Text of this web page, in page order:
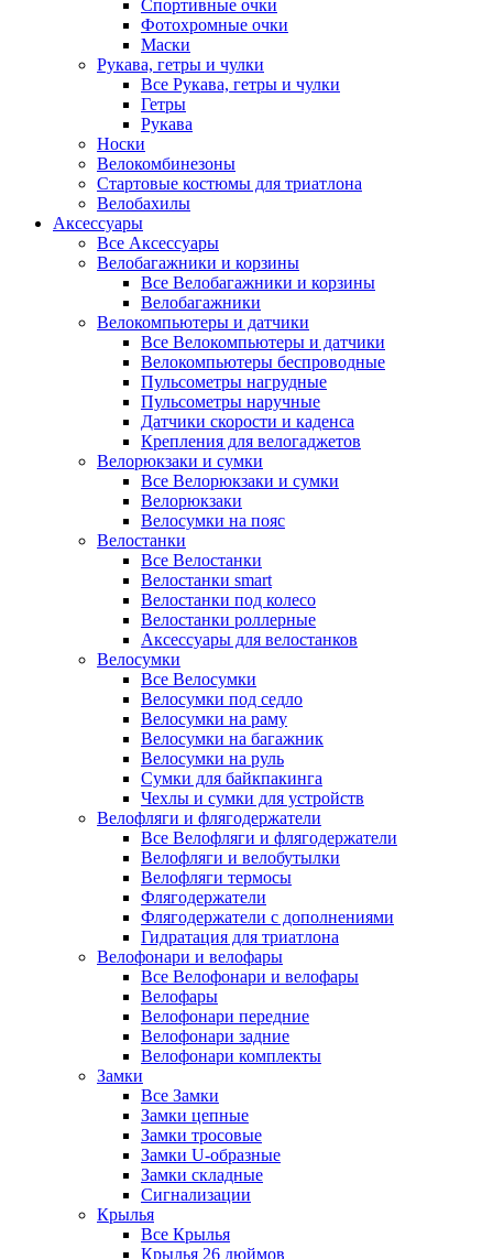
Спортивные очки
Фотохромные очки
Маски
Рукава, гетры и чулки
Все Рукава, гетры и чулки
Гетры
Рукава
Носки
Велокомбинезоны
Стартовые костюмы для триатлона
Велобахилы
Аксессуары
Все Аксессуары
Велобагажники и корзины
Все Велобагажники и корзины
Велобагажники
Велокомпьютеры и датчики
Все Велокомпьютеры и датчики
Велокомпьютеры беспроводные
Пульсометры нагрудные
Пульсометры наручные
Датчики скорости и каденса
Крепления для велогаджетов
Велорюкзаки и сумки
Все Велорюкзаки и сумки
Велорюкзаки
Велосумки на пояс
Велостанки
Все Велостанки
Велостанки smart
Велостанки под колесо
Велостанки роллерные
Аксессуары для велостанков
Велосумки
Все Велосумки
Велосумки под седло
Велосумки на раму
Велосумки на багажник
Велосумки на руль
Сумки для байкпакинга
Чехлы и сумки для устройств
Велофляги и флягодержатели
Все Велофляги и флягодержатели
Велофляги и велобутылки
Велофляги термосы
Флягодержатели
Флягодержатели с дополнениями
Гидратация для триатлона
Велофонари и велофары
Все Велофонари и велофары
Велофары
Велофонари передние
Велофонари задние
Велофонари комплекты
Замки
Все Замки
Замки цепные
Замки тросовые
Замки U-образные
Замки складные
Сигнализации
Крылья
Все Крылья
Крылья 26 дюймов